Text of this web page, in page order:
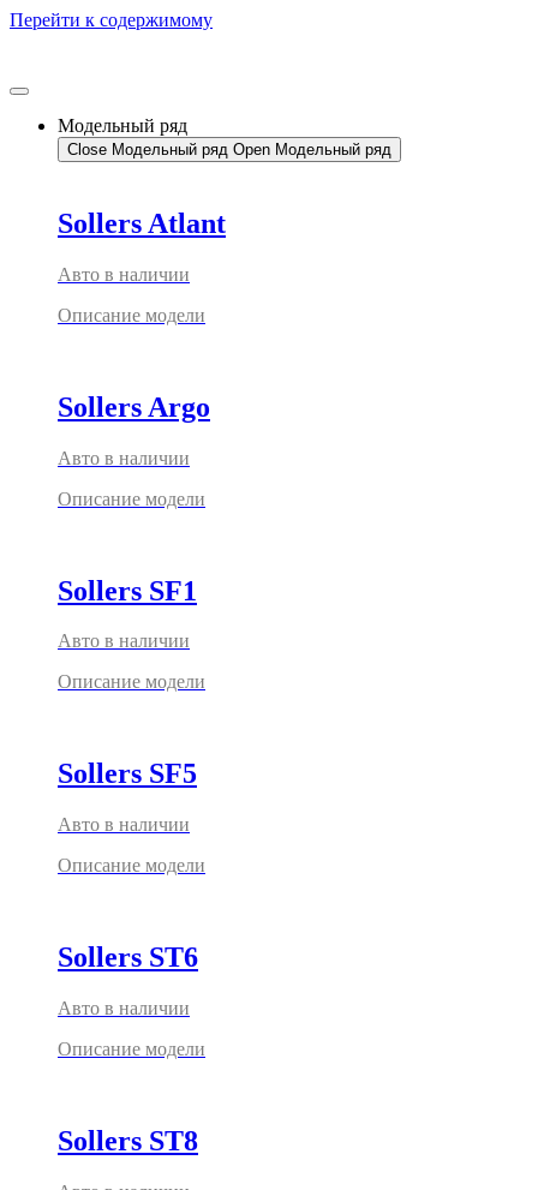
Перейти к содержимому
Модельный ряд
Close Модельный ряд Open Модельный ряд
Sollers Atlant
Авто в наличии
Описание модели
Sollers Argo
Авто в наличии
Описание модели
Sollers SF1
Авто в наличии
Описание модели
Sollers SF5
Авто в наличии
Описание модели
Sollers ST6
Авто в наличии
Описание модели
Sollers ST8